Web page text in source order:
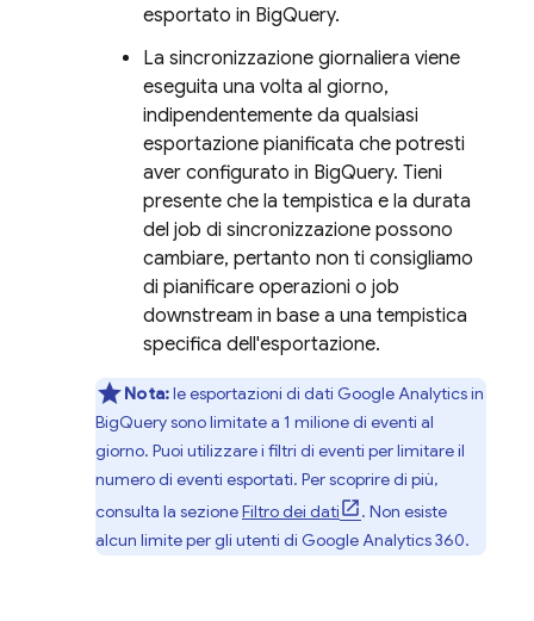
esportato in BigQuery.
La sincronizzazione giornaliera viene
eseguita una volta al giorno,
indipendentemente da qualsiasi
esportazione pianificata che potresti
aver configurato in BigQuery. Tieni
presente che la tempistica e la durata
del job di sincronizzazione possono
cambiare, pertanto non ti consigliamo
di pianificare operazioni o job
downstream in base a una tempistica
specifica dell'esportazione.
Nota:le esportazioni di dati Google Analyticsin
BigQuerysono limitate a 1 milionedi eventi al
giorno. Puoi utilizzare i filtri di eventi per limitare il
numero di eventi esportati. Per scoprire di più,
consulta la sezioneFiltro dei dati
. Non esiste
alcun limite per gli utenti di Google Analytics 360.